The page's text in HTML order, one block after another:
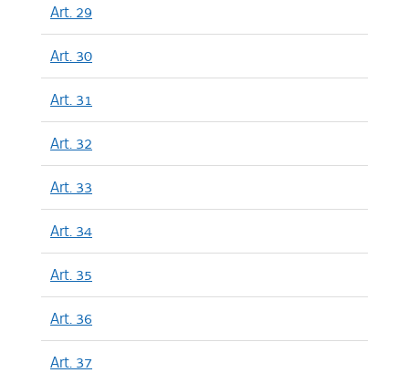
Art. 29
Art. 30
Art. 31
Art. 32
Art. 33
Art. 34
Art. 35
Art. 36
Art. 37